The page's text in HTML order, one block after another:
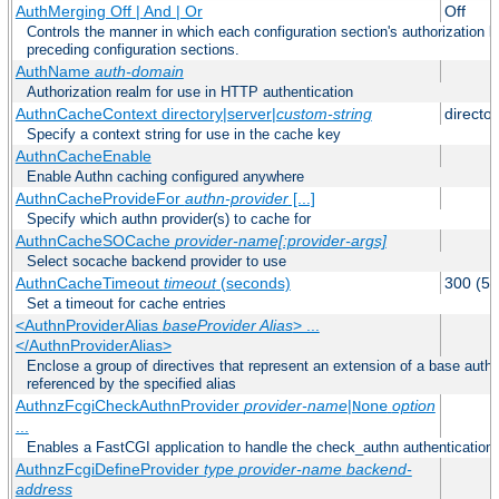
AuthMerging Off | And | Or Off
Controls the manner in which each configuration section's authorization
preceding configuration sections.
AuthName auth-domain
Authorization realm for use in HTTP authentication
AuthnCacheContext directory|server|custom-string
Specify a context string for use in the cache key
AuthnCacheEnable
Enable Authn caching configured anywhere
AuthnCacheProvideFor authn-provider[...]
Specify which authn provider(s) to cache for
AuthnCacheSOCache provider-name[:provider-args]
Select socache backend provider to use
AuthnCacheTimeout timeout(seconds) 300 (5
Set a timeout for cache entries
<AuthnProviderAlias baseProvider Alias> ...
</AuthnProviderAlias>
Enclose a group of directives that represent an extension of a base
referenced by the specified alias
AuthnzFcgiCheckAuthnProvider provider-name|None option
Enables a FastCGI application to handle the check_authn authentication
AuthnzFcgiDefineProvider type provider-name backend-
address